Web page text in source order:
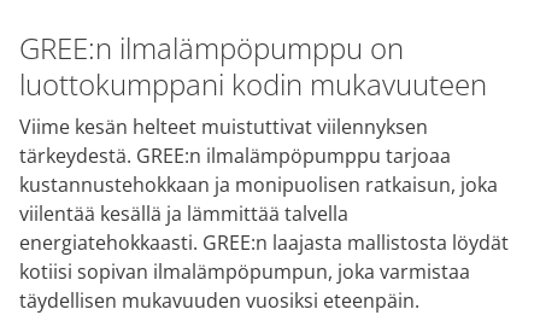
GREE:n ilmalämpöpumppu on
luottokumppani kodin mukavuuteen
Viime kesän helteet muistuttivat viilennyksen
tärkeydestä. GREE:n ilmalämpöpumppu tarjoaa
kustannustehokkaan ja monipuolisen ratkaisun, joka
viilentää kesällä ja lämmittää talvella
energiatehokkaasti. GREE:n laajasta mallistosta löydät
kotiisi sopivan ilmalämpöpumpun, joka varmistaa
täydellisen mukavuuden vuosiksi eteenpäin.